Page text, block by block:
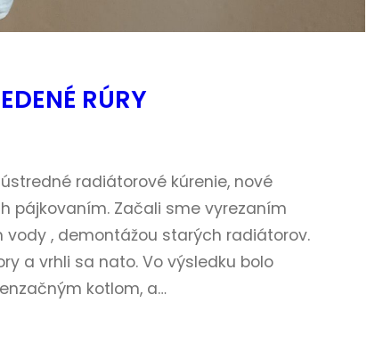
RÚRY
radiátorové kúrenie, nové
pájkovaním. Začali sme vyrezaním
, demontážou starých radiátorov.
a vrhli sa nato. Vo výsledku bolo
kotlom, a…